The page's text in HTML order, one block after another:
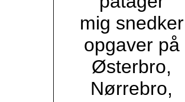
mig snedker
opgaver på
Østerbro,
Nørrebro,